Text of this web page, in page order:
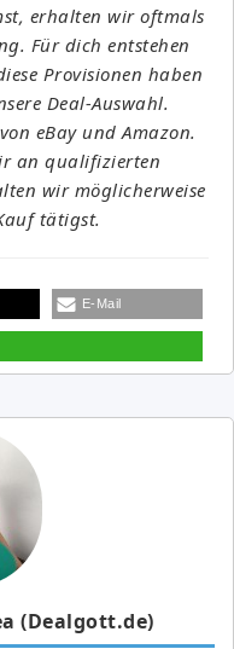
erhalten wir oftmals
Für dich entstehen
Provisionen haben
Deal-Auswahl.
eBay und Amazon.
an qualifizierten
wir möglicherweise
tätigst.
E-Mail
(Dealgott.de)